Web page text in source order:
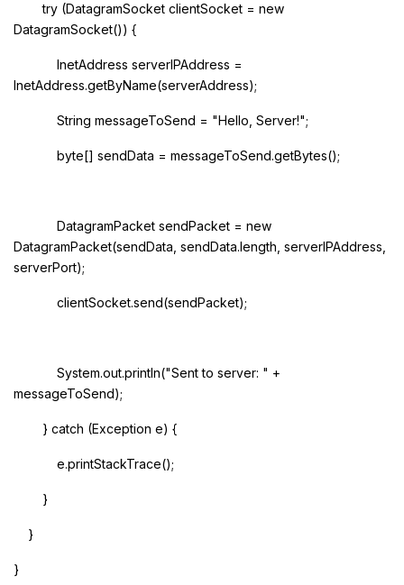
try (DatagramSocket clientSocket = new
DatagramSocket()) {
InetAddress serverIPAddress =
InetAddress.getByName(serverAddress);
String messageToSend = "Hello, Server!";
byte[] sendData = messageToSend.getBytes();
DatagramPacket sendPacket = new
DatagramPacket(sendData, sendData.length, serverIPAddress,
serverPort);
clientSocket.send(sendPacket);
System.out.println("Sent to server: " +
messageToSend);
} catch (Exception e) {
e.printStackTrace();
}
}
}